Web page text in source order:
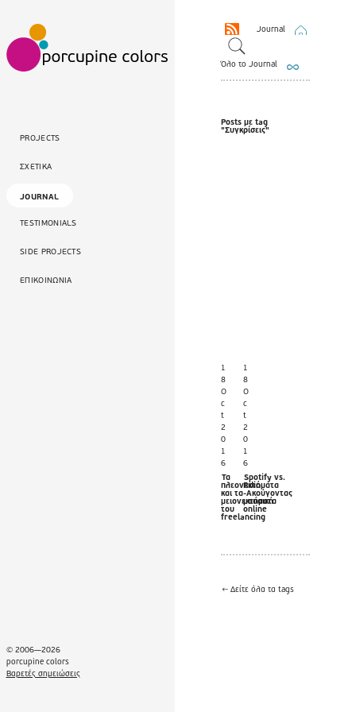
PROJECTS
ΣΧΕΤΙΚΑ
JOURNAL
TESTIMONIALS
SIDE PROJECTS
ΕΠΙΚΟΙΝΩΝΙΑ
© 2006—2026
porcupine colors
Βαρετές σημειώσεις
Journal
Όλο το Journal
Posts με tag
"Συγκρίσεις"
1
8
O
c
t
2
0
1
6
Τα
πλεονεκτήματα
και τα
μειονεκτήματα
του
freelancing
1
8
O
c
t
2
0
1
6
Spotify vs.
Rdio
-Ακούγοντας
μουσική
online
← Δείτε όλα τα tags